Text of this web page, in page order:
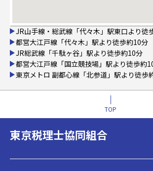
JR山手線・総武線「代々木」駅東口より徒
都営大江戸線「代々木」駅より徒歩約10分
JR総武線「千駄ヶ谷」駅より徒歩約10分
都営大江戸線「国立競技場」駅より徒歩約
東京メトロ 副都心線「北参道」駅より徒歩
TOP
東京税理士協同組合